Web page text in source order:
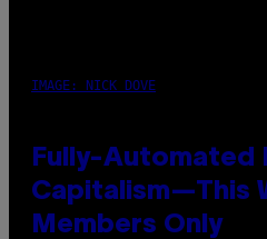
IMAGE: NICK DOVE
Fully-Automated
Capitalism—This
Members Only